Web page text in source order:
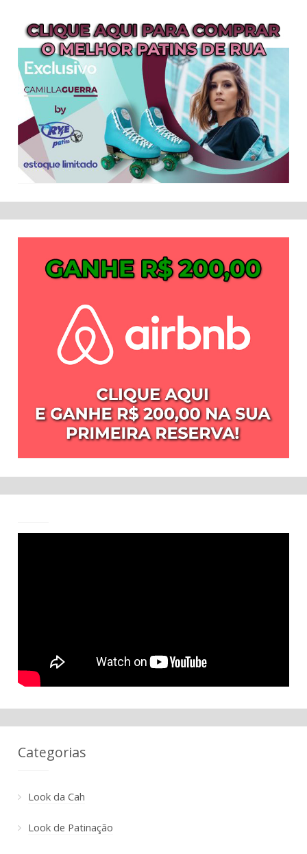
Categorias
Look da Cah
Look de Patinação